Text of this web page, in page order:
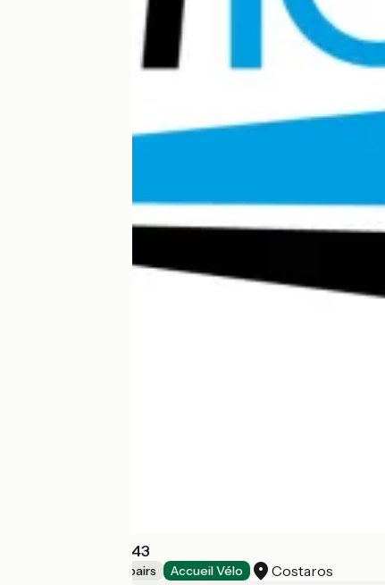
E-Solution Vélo 43
Bicycle rentals/ repairs Accueil Vélo Costaros